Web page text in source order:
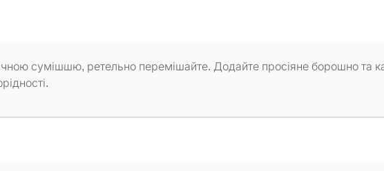
сумішшю, ретельно перемішайте. Додайте просіяне борошно та